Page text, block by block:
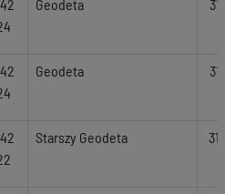
Geodeta
Geodeta
Starszy Geodeta